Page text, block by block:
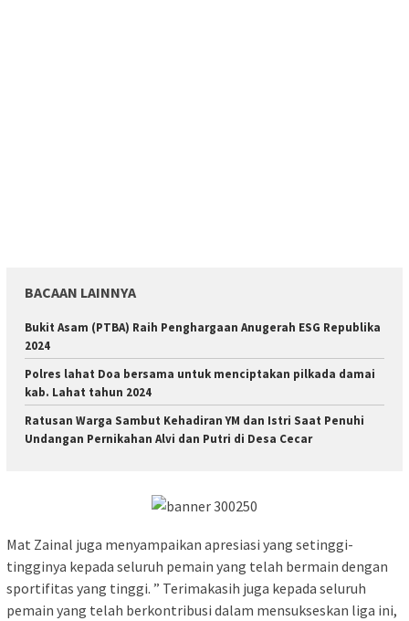
BACAAN LAINNYA
Bukit Asam (PTBA) Raih Penghargaan Anugerah ESG Republika
2024
Polres lahat Doa bersama untuk menciptakan pilkada damai
kab. Lahat tahun 2024
Ratusan Warga Sambut Kehadiran YM dan Istri Saat Penuhi
Undangan Pernikahan Alvi dan Putri di Desa Cecar
Mat Zainal juga menyampaikan apresiasi yang setinggi-
tingginya kepada seluruh pemain yang telah bermain dengan
sportifitas yang tinggi. ” Terimakasih juga kepada seluruh
pemain yang telah berkontribusi dalam mensukseskan liga ini,